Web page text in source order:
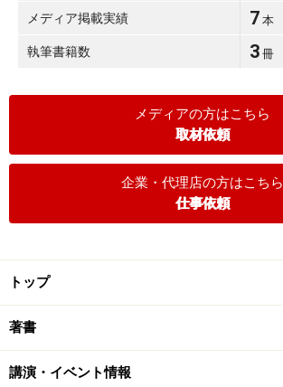
メディア掲載実績 7 本
執筆書籍数 3 冊
メディアの方はこちら
取材依頼
企業・代理店の方はこちら
仕事依頼
トップ
著書
講演・イベント情報